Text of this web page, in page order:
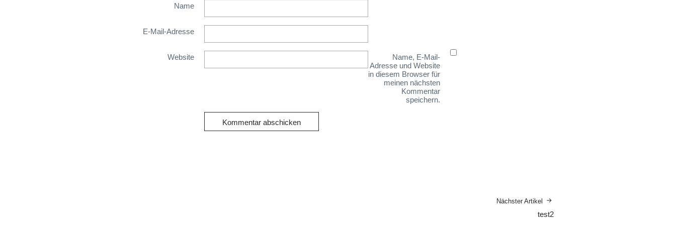
Name
E-Mail-Adresse
Website
Name, E-Mail-
Adresse und Website
in diesem Browser für
meinen nächsten
Kommentar
speichern.
Nächster Artikel
test2